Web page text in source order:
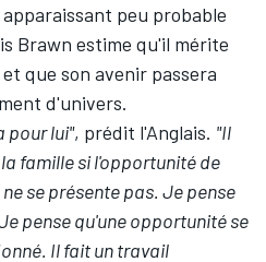
peu probable
Brawn estime qu'il mérite
que son avenir passera
d'univers.
pour lui", prédit l'Anglais. "Il
famille si l'opportunité de
se présente pas. Je pense
pense qu'une opportunité se
Il fait un travail